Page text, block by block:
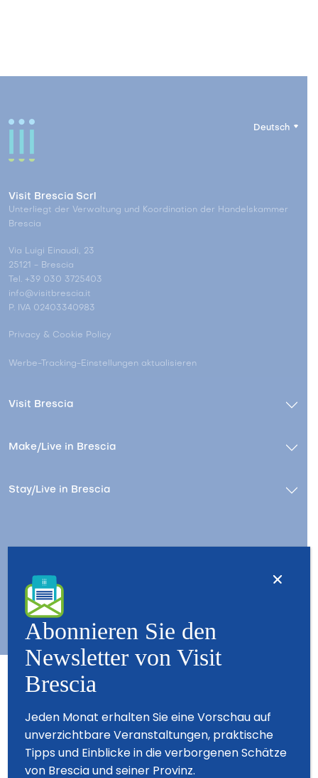
Deutsch
Visit Brescia Scrl
Unterliegt der Verwaltung und Koordination der Handelskammer
Brescia
Via Luigi Einaudi, 23
25121 - Brescia
Tel. +39 030 3725403
info@visitbrescia.it
P. IVA 02403340983
Privacy & Cookie Policy
Werbe-Tracking-Einstellungen aktualisieren
Visit Brescia
Make/Live in Brescia
Stay/Live in Brescia
Copyright © 2026 - All Rights Reserved - Visit Brescia
Abonnieren Sie den
Newsletter von Visit
Brescia
Jeden Monat erhalten Sie eine Vorschau auf
unverzichtbare Veranstaltungen, praktische
Tipps und Einblicke in die verborgenen Schätze
von Brescia und seiner Provinz.